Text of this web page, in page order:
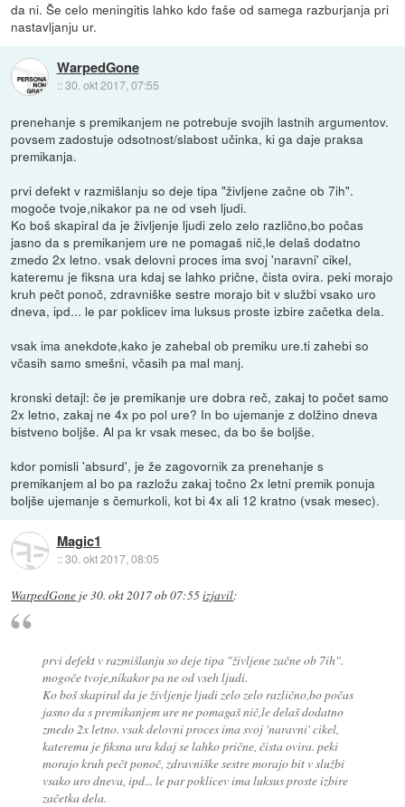
da ni. Še celo meningitis lahko kdo faše od samega razburjanja pri
nastavljanju ur.
WarpedGone
::30. okt 2017, 07:55
prenehanje s premikanjem ne potrebuje svojih lastnih argumentov.
povsem zadostuje odsotnost/slabost učinka, ki ga daje praksa
premikanja.
prvi defekt v razmišlanju so deje tipa "življene začne ob 7ih".
mogoče tvoje,nikakor pa ne od vseh ljudi.
Ko boš skapiral da je življenje ljudi zelo zelo različno,bo počas
jasno da s premikanjem ure ne pomagaš nič,le delaš dodatno
zmedo 2x letno. vsak delovni proces ima svoj 'naravni' cikel,
kateremu je fiksna ura kdaj se lahko prične, čista ovira. peki morajo
kruh pečt ponoč, zdravniške sestre morajo bit v službi vsako uro
dneva, ipd... le par poklicev ima luksus proste izbire začetka dela.
vsak ima anekdote,kako je zahebal ob premiku ure.ti zahebi so
včasih samo smešni, včasih pa mal manj.
kronski detajl: če je premikanje ure dobra reč, zakaj to počet samo
2x letno, zakaj ne 4x po pol ure? In bo ujemanje z dolžino dneva
bistveno boljše. Al pa kr vsak mesec, da bo še boljše.
kdor pomisli 'absurd', je že zagovornik za prenehanje s
premikanjem al bo pa razložu zakaj točno 2x letni premik ponuja
boljše ujemanje s čemurkoli, kot bi 4x ali 12 kratno (vsak mesec).
Magic1
::30. okt 2017, 08:05
WarpedGone je30. okt 2017 ob 07:55izjavil:
prvi defekt v razmišlanju so deje tipa "življene začne ob 7ih".
mogoče tvoje,nikakor pa ne od vseh ljudi.
Ko boš skapiral da je življenje ljudi zelo zelo različno,bo počas
jasno da s premikanjem ure ne pomagaš nič,le delaš dodatno
zmedo 2x letno. vsak delovni proces ima svoj 'naravni' cikel,
kateremu je fiksna ura kdaj se lahko prične, čista ovira. peki
morajo kruh pečt ponoč, zdravniške sestre morajo bit v službi
vsako uro dneva, ipd... le par poklicev ima luksus proste izbire
začetka dela.